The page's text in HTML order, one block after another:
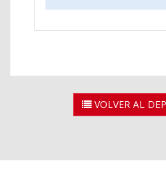
VOLVER AL